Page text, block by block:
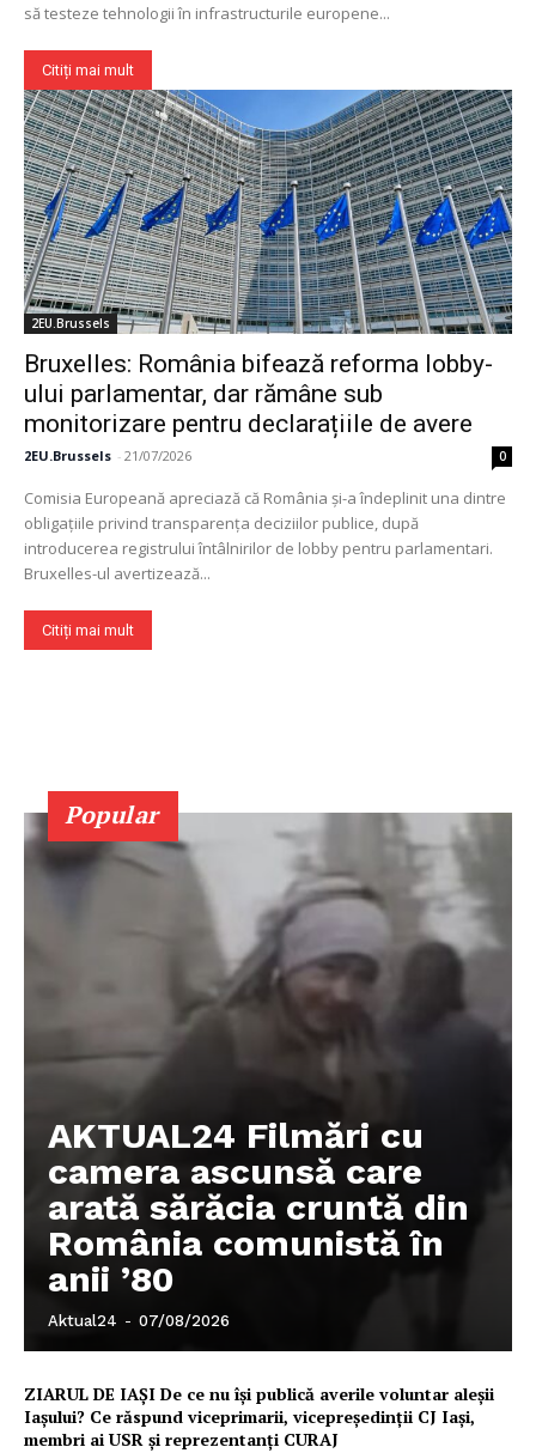
să testeze tehnologii în infrastructurile europene...
Citiți mai mult
2EU.Brussels
Bruxelles: România bifează reforma lobby-
ului parlamentar, dar rămâne sub
monitorizare pentru declarațiile de avere
2EU.Brussels - 21/07/2026 0
Comisia Europeană apreciază că România și-a îndeplinit una dintre
obligațiile privind transparența deciziilor publice, după
introducerea registrului întâlnirilor de lobby pentru parlamentari.
Bruxelles-ul avertizează...
Citiți mai mult
Popular
AKTUAL24 Filmări cu
camera ascunsă care
arată sărăcia cruntă din
România comunistă în
anii ’80
Aktual24 - 07/08/2026
ZIARUL DE IAȘI De ce nu își publică averile voluntar aleșii
Iașului? Ce răspund viceprimarii, vicepreședinții CJ Iași,
membri ai USR și reprezentanți CURAJ